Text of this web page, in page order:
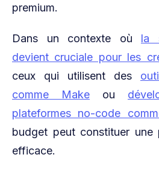
premium.
Dans un contexte où la
devient cruciale pour les
ceux qui utilisent des
comme Make ou
plateformes no-code
budget peut constituer une
efficace.